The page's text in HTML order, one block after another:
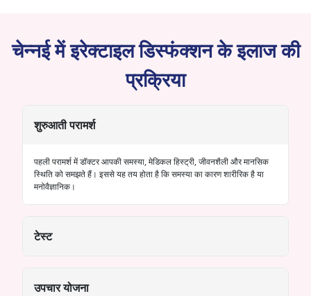
चेन्नई में इरेक्टाइल डिस्फंक्शन के इलाज की
प्रक्रिया
शुरुआती परामर्श
पहली परामर्श में डॉक्टर आपकी समस्या, मेडिकल हिस्ट्री, जीवनशैली और मानसिक
स्थिति को समझते हैं। इससे यह तय होता है कि समस्या का कारण शारीरिक है या
मनोवैज्ञानिक।
टेस्ट
उपचार योजना